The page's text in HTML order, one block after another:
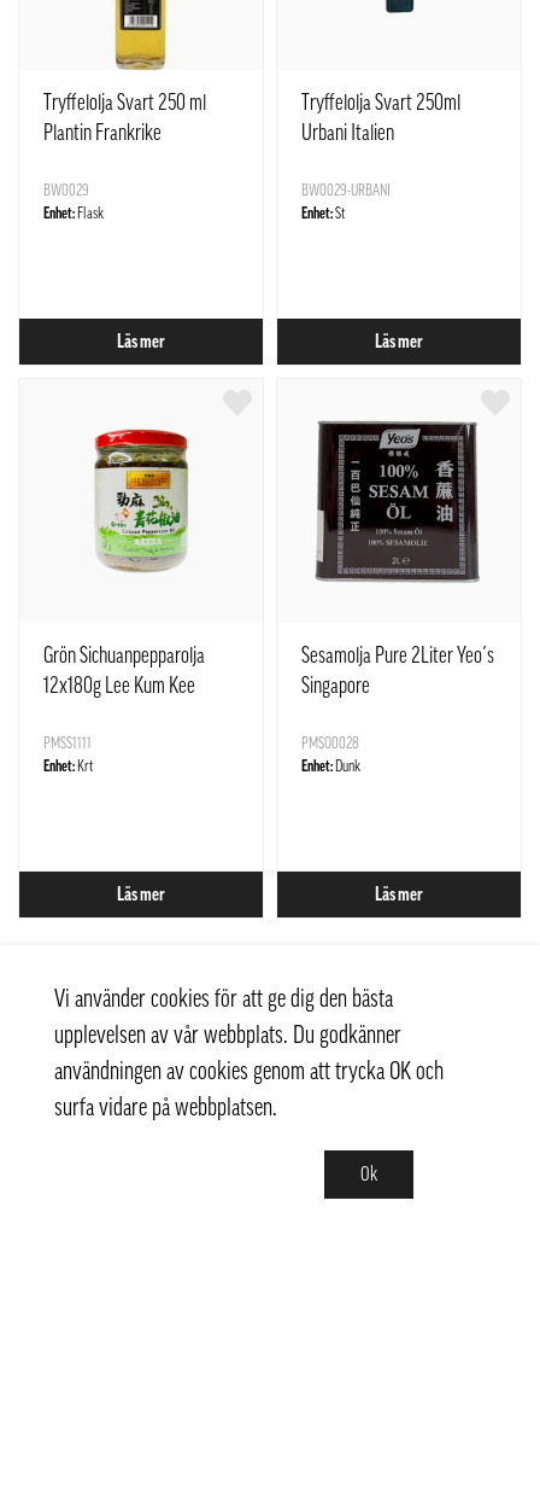
Tryffelolja Svart 250 ml
Plantin Frankrike
BW0029
Enhet: Flask
Läs mer
Tryffelolja Svart 250ml
Urbani Italien
BW0029-URBANI
Enhet:St
Läs mer
Grön Sichuanpepparolja
12x180g Lee Kum Kee
PMSS1111
Enhet: Krt
Läs mer
Sesamolja Pure 2Liter Yeo´s
Singapore
PMSO0028
Enhet: Dunk
Läs mer
Vi använder cookies för att ge dig den bästa
upplevelsen av vår webbplats. Du godkänner
användningen av cookies genom att trycka OK och
surfa vidare på webbplatsen.
Ok